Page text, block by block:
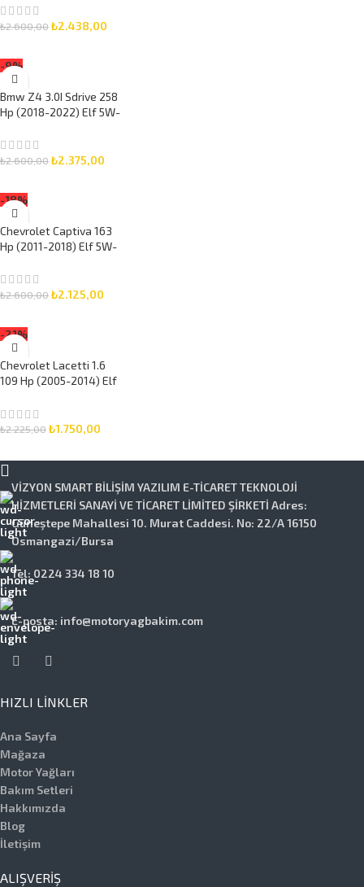
Yağlı Bakım Seti 3 Parça
Set
₺2.600,00₺2.438,00
-9%
Bmw Z4 3.0I Sdrive 258
Hp (2018-2022) Elf 5W-
Bakım Seti 3 Parça Set
₺2.600,00₺2.375,00
-18%
Chevrolet Captiva 163
Hp (2011-2018) Elf 5W-
Bakım Seti 3 Parça Set
₺2.600,00₺2.125,00
-21%
Chevrolet Lacetti 1.6
109 Hp (2005-2014) Elf
Yağlı Bakım Seti 3 Parça
Set
₺2.225,00₺1.750,00
VİZYON SMART BİLİŞİM YAZILIM E-TİCARET TEKNOLOJİ
HİZMETLERİ SANAYİ VE TİCARET LİMİTED ŞİRKETİ Adres:
Güneştepe Mahallesi 10. Murat Caddesi. No: 22/A 16150
Osmangazi/Bursa
Tel: 0224 334 18 10
E-posta: info@motoryagbakim.com
HIZLI LINKLER
Ana Sayfa
Mağaza
Motor Yağları
Bakım Setleri
Hakkımızda
Blog
İletişim
ALIŞVERIŞ